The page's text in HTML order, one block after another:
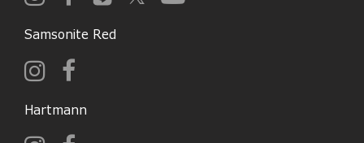
Samsonite Red
Hartmann